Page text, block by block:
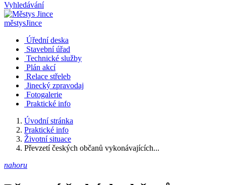
Vyhledávání
městysJince
Úřední deska
Stavební úřad
Technické služby
Plán akcí
Relace střeleb
Jinecký zpravodaj
Fotogalerie
Praktické info
Úvodní stránka
Praktické info
Životní situace
Převzetí českých občanů vykonávajících...
nahoru